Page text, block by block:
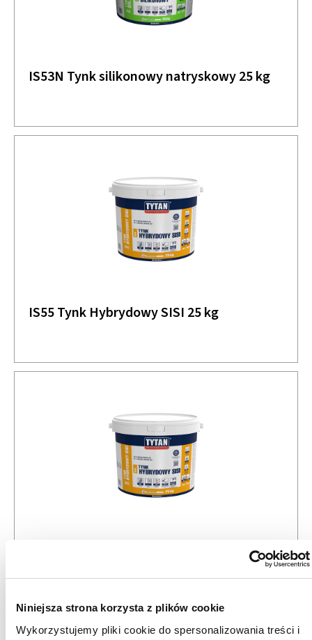
Niniejsza strona korzysta z plików cookie
Wykorzystujemy pliki cookie do spersonalizowania treści i
IS53N Tynk silikonowy natryskowy 25 kg
IS55 Tynk Hybrydowy SISI 25 kg
IS55N Tynk Hybrydowy Natryskowy SISI